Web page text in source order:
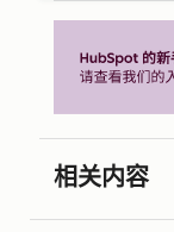
相关内容